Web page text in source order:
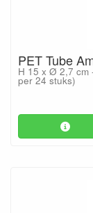
PET Tube
H 15 x Ø 2,7 cm
per 24 stuks)